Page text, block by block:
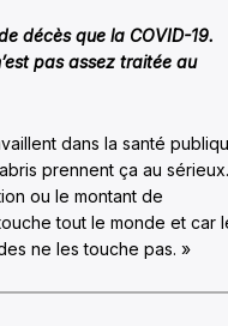
décès que la COVID-19.
pas assez traitée au
dans la santé
prennent ça au sérieux.
ou le montant de
tout le monde et car
ne les touche pas. »